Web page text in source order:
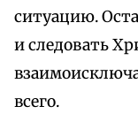
ситуацию.
и следовать
всего.